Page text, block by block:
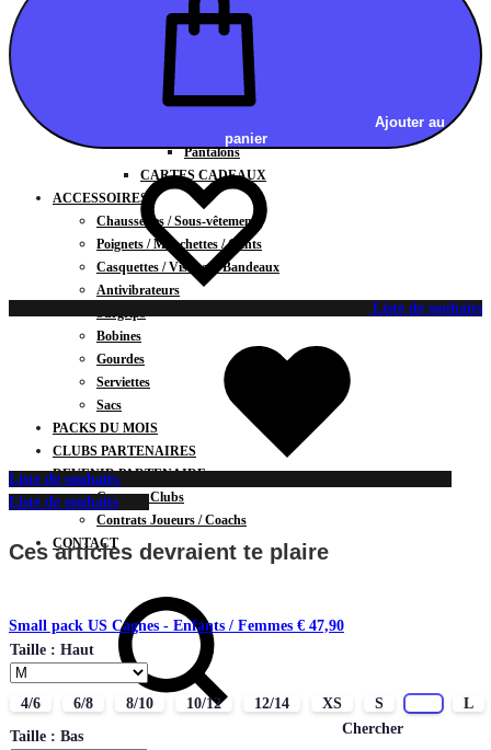
Sweats à capuche zippé
Vestes
BAS
Shorts
Pantalons
CARTES CADEAUX
ACCESSOIRES
Chaussettes / Sous-vêtements
Poignets / Manchettes / Gants
Casquettes / Visières / Bandeaux
Antivibrateurs
Surgrips
Bobines
Gourdes
Serviettes
Sacs
PACKS DU MOIS
CLUBS PARTENAIRES
DEVENIR PARTENAIRE
Contrats Clubs
Contrats Joueurs / Coachs
CONTACT
Chercher
Ajouter au
panier
Liste de souhaits
Liste de souhaits
Liste de souhaits
Ces articles devraient te plaire
Small pack US Cagnes - Enfants / Femmes € 47,90
Taille : Haut
4/6 6/8 8/10 10/12 12/14 XS S
L
Taille : Bas